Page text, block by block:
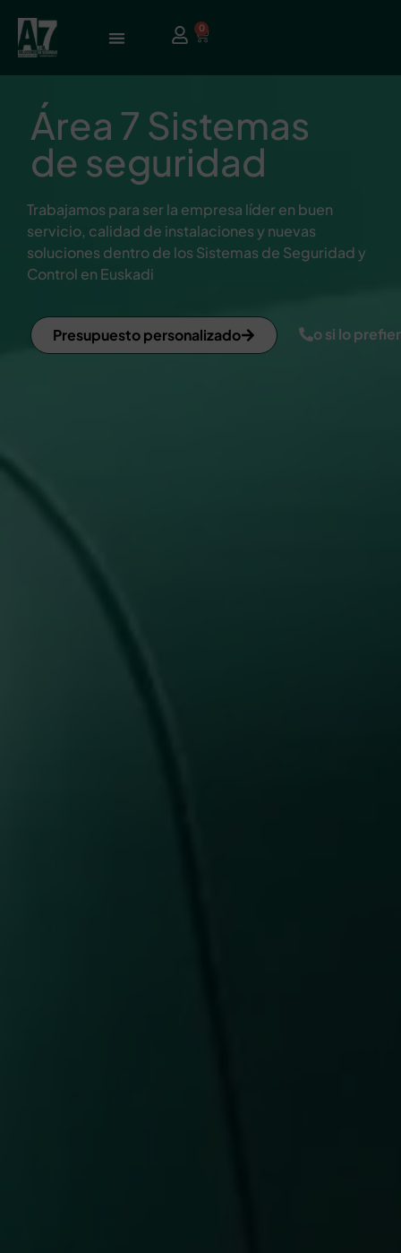
0
Área 7 Sistemas
de seguridad
Trabajamos para ser la empresa líder en buen
servicio, calidad de instalaciones y nuevas
soluciones dentro de los Sistemas de Seguridad y
Control en Euskadi
Presupuesto personalizado o si lo